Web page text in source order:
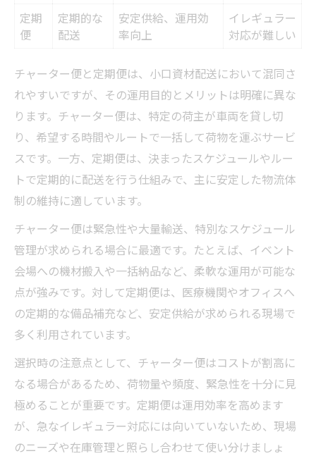
定期
便
定期的な
配送
安定供給、運用効
率向上
イレギュラー
対応が難しい
チャーター便と定期便は、小口資材配送において混同さ
れやすいですが、その運用目的とメリットは明確に異な
ります。チャーター便は、特定の荷主が車両を貸し切
り、希望する時間やルートで一括して荷物を運ぶサービ
スです。一方、定期便は、決まったスケジュールやルー
トで定期的に配送を行う仕組みで、主に安定した物流体
制の維持に適しています。
チャーター便は緊急性や大量輸送、特別なスケジュール
管理が求められる場合に最適です。たとえば、イベント
会場への機材搬入や一括納品など、柔軟な運用が可能な
点が強みです。対して定期便は、医療機関やオフィスへ
の定期的な備品補充など、安定供給が求められる現場で
多く利用されています。
選択時の注意点として、チャーター便はコストが割高に
なる場合があるため、荷物量や頻度、緊急性を十分に見
極めることが重要です。定期便は運用効率を高めます
が、急なイレギュラー対応には向いていないため、現場
のニーズや在庫管理と照らし合わせて使い分けましょ